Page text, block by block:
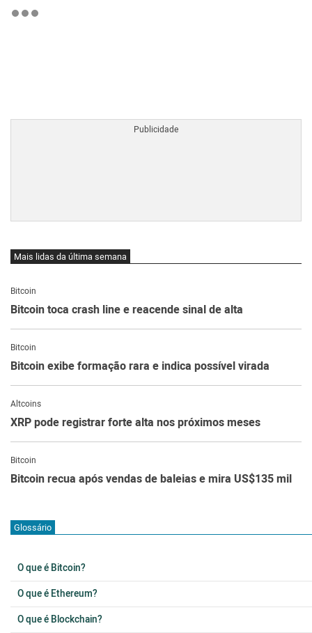
Mais lidas da última semana
Bitcoin
Bitcoin toca crash line e reacende sinal de alta
Bitcoin
Bitcoin exibe formação rara e indica possível virada
Altcoins
XRP pode registrar forte alta nos próximos meses
Bitcoin
Bitcoin recua após vendas de baleias e mira US$135 mil
Glossário
O que é Bitcoin?
O que é Ethereum?
O que é Blockchain?